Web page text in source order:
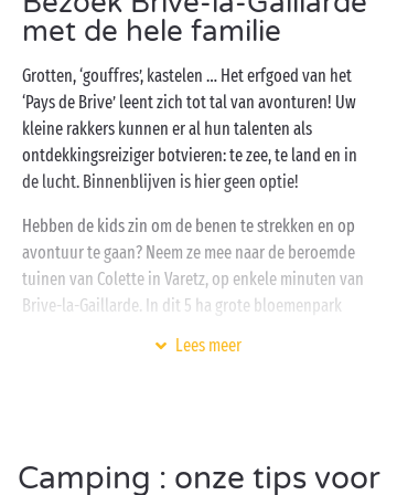
fietstochten… Krijgt u het te warm? Op dan naar de
portie onvervalste waterpret. ’s Avonds hebt u de
keuze: lekker kokkerellen met de familie of met zijn
allen naar het restaurant van de camping. Zo kunt u
vast het programma voor morgen bespreken!
met de hele familie
Grotten, ‘gouffres’, kastelen … Het erfgoed van het
‘Pays de Brive’ leent zich tot tal van avonturen! Uw
kleine rakkers kunnen er al hun talenten als
ontdekkingsreiziger botvieren: te zee, te land en in
de lucht. Binnenblijven is hier geen optie!
Hebben de kids zin om de benen te strekken en op
avontuur te gaan? Neem ze mee naar de beroemde
tuinen van Colette in Varetz, op enkele minuten van
Brive-la-Gaillarde. In dit 5 ha grote bloemenpark
labyrint: ideaal voor een ludiekfamilie-uitje
Lees meer
Camping : onze tips voor